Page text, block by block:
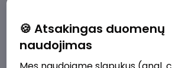
2610 - 3910 €/mėn.
🍪 Atsakingas duomenų
naudojimas